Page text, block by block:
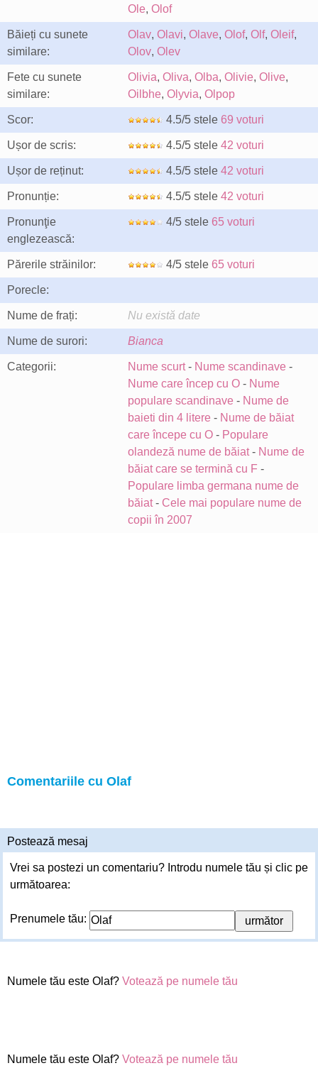
Ole, Olof
Băieți cu sunete
similare:
Olav, Olavi, Olave, Olof, Olf, Oleif,
Olov, Olev
Fete cu sunete
similare:
Olivia, Oliva, Olba, Olivie, Olive,
Oilbhe, Olyvia, Olpop
Scor: 4.5/5 stele 69 voturi
Ușor de scris: 4.5/5 stele 42 voturi
Ușor de reținut: 4.5/5 stele 42 voturi
Pronunție: 4.5/5 stele 42 voturi
Pronunţie
englezească:
4/5 stele 65 voturi
Părerile străinilor: 4/5 stele 65 voturi
Porecle:
Nume de frați: Nu există date
Nume de surori: Bianca
Categorii: Nume scurt- Nume scandinave -
Nume care încep cu O - Nume
populare scandinave - Nume de
baieti din 4 litere - Nume de băiat
care începe cu O - Populare
olandeză nume de băiat- Nume de
băiat care se termină cu F -
Populare limba germana nume de
băiat- Cele mai populare nume de
copii în 2007
Comentariile cu Olaf
Postează mesaj
Vrei sa postezi un comentariu? Introdu numele tău și clic pe
următoarea:
Prenumele tău:
Numele tău este Olaf? Votează pe numele tău
Numele tău este Olaf? Votează pe numele tău